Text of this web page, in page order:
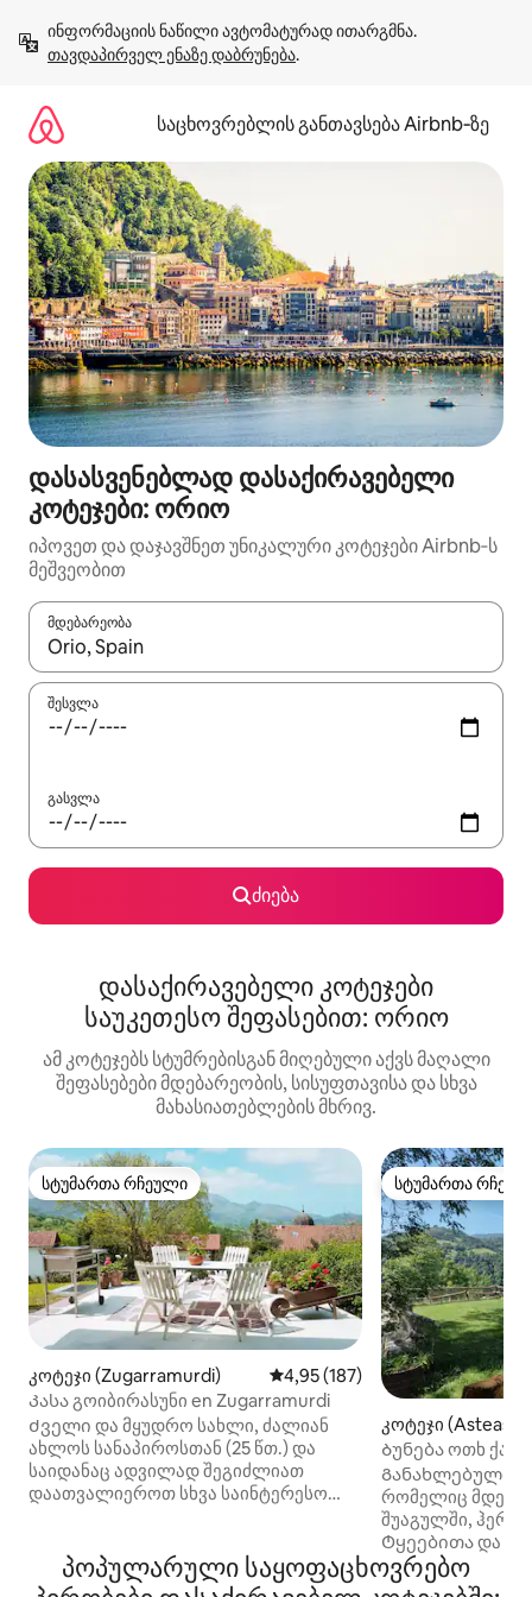
გადასვლა
თავდაპირველ ენაზე დაბრუნება.
საცხოვრებლის განთავსება Airbnb‑ზე
დასასვენებლად დასაქირავებელი
კოტეჯები: ორიო
იპოვეთ და დაჯავშნეთ უნიკალური კოტეჯები Airbnb‑ს
მეშვეობით
მდებარეობა
როცა შედეგები ხელმისაწვდომი გახდება, ნავიგაციისთვის
შესვლა
გასვლა
ძიება
დასაქირავებელი კოტეჯები
საუკეთესო შეფასებით: ორიო
ამ კოტეჯებს სტუმრებისგან მიღებული აქვს მაღალი
შეფასებები მდებარეობის, სისუფთავისა და სხვა
მახასიათებლების მხრივ.
სტუმართა რჩეული
სტუმართა რჩეული
კოტეჯი (Zugarramurdi) საშუალო შეფასებაა 5‑დან
4,95 (187)
Კასა გოიბირასუნი en Zugarramurdi
Ძველი და მყუდრო სახლი, ძალიან
ახლოს სანაპიროსთან (25 წთ.) და
საიდანაც ადვილად შეგიძლიათ
დაათვალიეროთ სხვა საინტერესო
გაგრძნობინებთ, ტევადი
შესასვლელის გარდა, სადაც
სტუმართა
სტუმართა
კოტეჯი (Asteasu)
Ბუნება ოთხ
Განახლებული
რომელიც
შუაგულში,
Ტყეებითა და
სოფლამდე 20
პოპულარული საყოფაცხოვრებო